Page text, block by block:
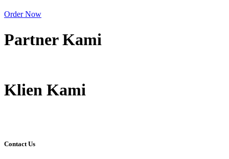
Order Now
Partner Kami
Klien Kami
Contact Us